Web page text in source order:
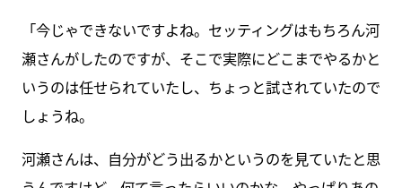
「今じゃできないですよね。セッティングはもちろん河
瀬さんがしたのですが、そこで実際にどこまでやるかと
いうのは任せられていたし、ちょっと試されていたので
しょうね。
河瀬さんは、自分がどう出るかというのを見ていたと思